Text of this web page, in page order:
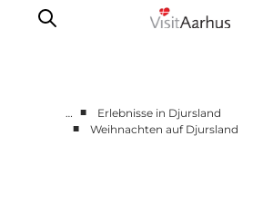
… ■
Erlebnisse in Djursland
■
Weihnachten auf Djursland